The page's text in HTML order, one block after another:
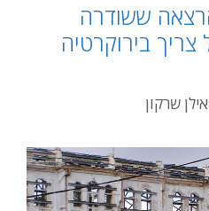
ששודרה
צריך בירוקרטיה
שרקון